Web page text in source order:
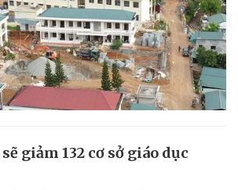
giảm 132 cơ sở giáo dục